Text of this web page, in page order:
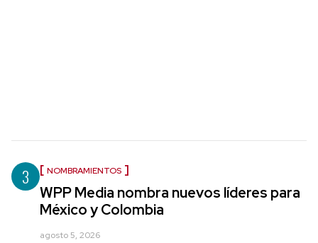
3 NOMBRAMIENTOS
WPP Media nombra nuevos líderes para
México y Colombia
agosto 5, 2026